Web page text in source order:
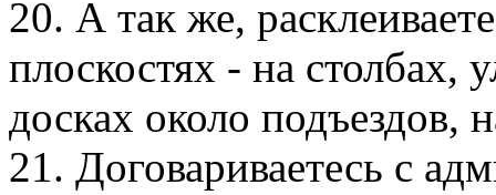
20. А так же,
плоскостях - на столбах,
досках около подъездов,
21. Договариваетесь с